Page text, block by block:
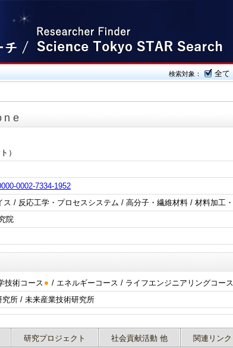
検索対象： 全て
）
0002-7334-1952
ス / 反応工学・プロセスシステム / 高分子・繊維材料 / 材料加工
院
技術コース
/ エネルギーコース / ライフエンジニアリングコー
研究プロジェクト 社会貢献活動 他 関連リンク